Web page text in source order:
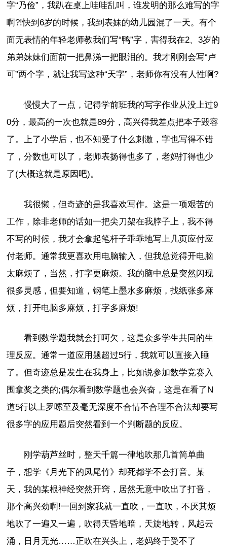
字“乃俭”，我趴在桌上哇哇乱叫，谁发明的那么难写的字
啊?!快到6岁的时候，我到表妹的幼儿园混了一天。有个
面无表情的年轻老师教我们写“鸭”字，害得我在2、3岁的
弟弟妹妹们面前一把鼻涕一把眼泪的。我才刚刚会写“卢
可”两个字，就让我写这种“天字”，老师你有没有人性啊?
慢慢大了一点，记得学前班我的写字作业从没上过9
0分，最高的一次也就是89分，高兴得我差点把本子毁容
了。上了小学后，也不知受了什么刺激，字也写得不错
了，分数也可以了，老师表扬得也多了，老妈打得也少
了(大概这就是原因吧)。
我很懒，但奇迹的是我喜欢写作。这是一项艰苦的
工作，除非老师的话如一把尖刀架在我脖子上，我不得
不写的时候，我才会拿起笔杆子乖乖地写上几页应付应
付老师。通常我更喜欢用电脑输入，但我总觉得开电脑
太麻烦了，当然，打字更麻烦。我的脑中总是突然闪现
很多灵感，但要知道，钢笔上墨水多麻烦，找纸张多麻
烦，打开电脑多麻烦，打字多麻烦!
看到数学题我就会打呵欠，这是众多学生共同的生
理反应。通常一道应用题超过5行，我就可以直接入睡
了。但奇迹总是发生在我身上，比如说参加数学竞赛入
围拿奖之类的;偶尔看到数学题也会兴奋，这是在看了N
道5行以上罗嗦至及毫无深度不合情不合理不合法却要写
很多字的应用题后突然看到一个判断题的反应。
刚学葫芦丝时，整天千篇一律地吹那几首简单曲
子，想学《月光下的凤尾竹》却死都学不会打音。某
天，我的某根神经突然开窍，居然无意中吹出了打音，
那个高兴劲啊!一回到家我就一直吹，一直吹，不厌其烦
地吹了一遍又一遍，吹得天昏地暗，天旋地转，风起云
涌，日月无光……正吹在兴头上，老妈终于受不了